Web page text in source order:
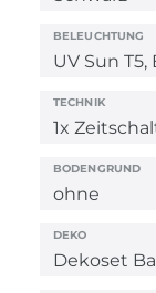
BELEUCHTUNG
TECHNIK
BODENGRUND
DEKO